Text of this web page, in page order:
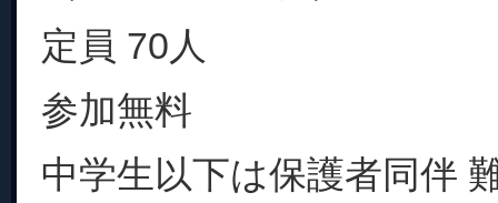
定員 70人
参加無料
中学生以下は保護者同伴